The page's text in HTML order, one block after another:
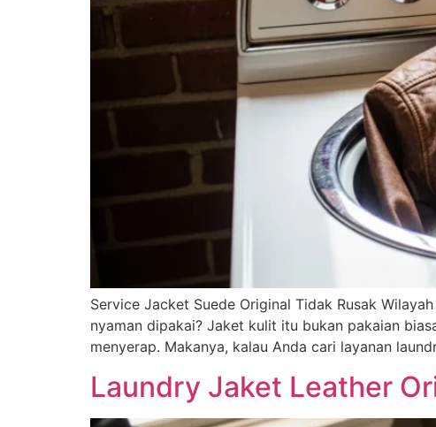
Service Jacket Suede Original Tidak Rusak
nyaman dipakai? Jaket kulit itu bukan pakaian
menyerap. Makanya, kalau Anda cari layanan
Laundry Jaket Leather